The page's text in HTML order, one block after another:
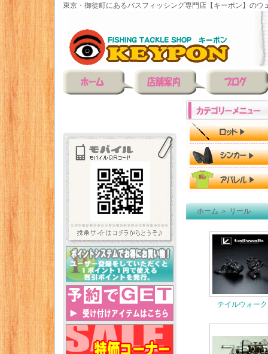
東京・御徒町にあるバスフィッシング専門店【キーポン】のウ
ホーム＞リール
テイルウォーク